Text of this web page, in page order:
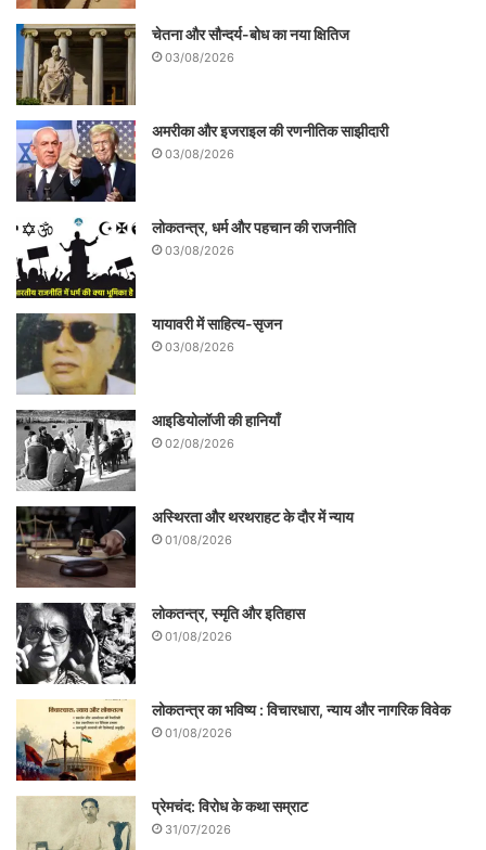
चेतना और सौन्दर्य-बोध का नया क्षितिज
03/08/2026
अमरीका और इजराइल की रणनीतिक साझीदारी
03/08/2026
लोकतन्त्र, धर्म और पहचान की राजनीति
03/08/2026
यायावरी में साहित्य-सृजन
03/08/2026
आइडियोलॉजी की हानियाँ
02/08/2026
अस्थिरता और थरथराहट के दौर में न्याय
01/08/2026
लोकतन्त्र, स्मृति और इतिहास
01/08/2026
लोकतन्त्र का भविष्य : विचारधारा, न्याय और नागरिक विवेक
01/08/2026
प्रेमचंद: विरोध के कथा सम्राट
31/07/2026